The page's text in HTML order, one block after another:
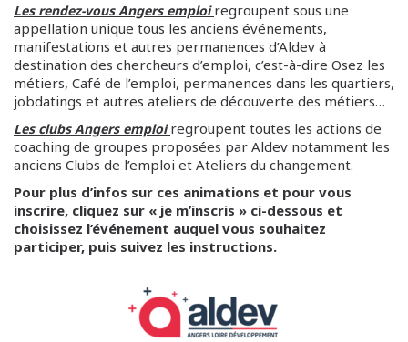
Les rendez-vous Angers emploiregroupent sous une
appellation unique tous les anciens événements,
manifestations et autres permanences d’Aldev à
destination des chercheurs d’emploi, c’est-à-dire Osez les
métiers, Café de l’emploi, permanences dans les quartiers,
jobdatings et autres ateliers de découverte des métiers…
Les clubs Angers emploiregroupent toutes les actions de
coaching de groupes proposées par Aldev notamment les
anciens Clubs de l’emploi et Ateliers du changement.
Pour plus d’infos sur ces animations et pour vous
inscrire, cliquez sur « je m’inscris » ci-dessous et
choisissez l’événement auquel vous souhaitez
participer, puis suivez les instructions.